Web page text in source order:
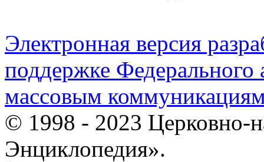
Электронная версия
поддержке Федерального
массовым
© 1998 - 2023 Церковно-
Энциклопедия».